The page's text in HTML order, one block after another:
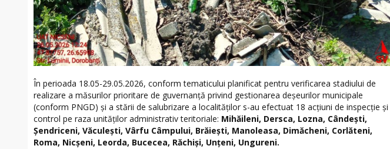
În perioada 18.05-29.05.2026, conform tematicului planificat pentru verificarea stadiului de
realizare a măsurilor prioritare de guvernanță privind gestionarea deșeurilor municipale
(conform PNGD) și a stării de salubrizare a localităților s-au efectuat 18 acțiuni de inspecție și
control pe raza unităților administrativ teritoriale: Mihăileni, Dersca, Lozna, Cândești,
Șendriceni, Văculești, Vârfu Câmpului, Brăiești, Manoleasa, Dimăcheni, Corlăteni,
Roma, Nicșeni, Leorda, Bucecea, Răchiși, Unțeni, Ungureni.